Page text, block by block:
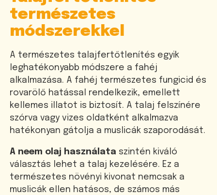
természetes
módszerekkel
A természetes talajfertőtlenítés egyik
leghatékonyabb módszere a fahéj
alkalmazása. A fahéj természetes fungicid és
rovarölő hatással rendelkezik, emellett
kellemes illatot is biztosít. A talaj felszínére
szórva vagy vizes oldatként alkalmazva
hatékonyan gátolja a muslicák szaporodását.
A neem olaj használata szintén kiváló
választás lehet a talaj kezelésére. Ez a
természetes növényi kivonat nemcsak a
muslicák ellen hatásos, de számos más